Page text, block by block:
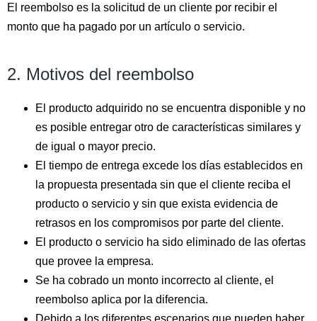
El reembolso es la solicitud de un cliente por recibir el
monto que ha pagado por un artículo o servicio.
2. Motivos del reembolso
El producto adquirido no se encuentra disponible y no
es posible entregar otro de características similares y
de igual o mayor precio.
El tiempo de entrega excede los días establecidos en
la propuesta presentada sin que el cliente reciba el
producto o servicio y sin que exista evidencia de
retrasos en los compromisos por parte del cliente.
El producto o servicio ha sido eliminado de las ofertas
que provee la empresa.
Se ha cobrado un monto incorrecto al cliente, el
reembolso aplica por la diferencia.
Debido a los diferentes escenarios que pueden haber